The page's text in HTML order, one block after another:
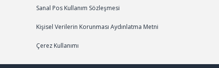
Sanal Pos Kullanım Sözleşmesi
Kişisel Verilerin Korunması Aydınlatma Metni
Çerez Kullanımı